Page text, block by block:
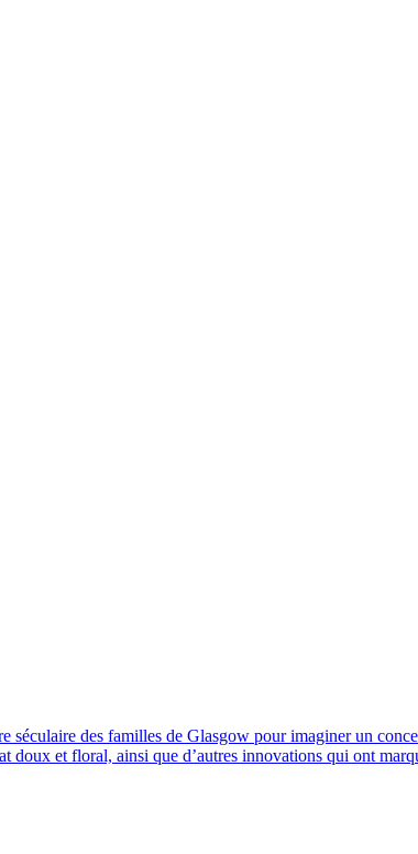
des familles de Glasgow pour imaginer un
doux et floral, ainsi que d’autres innovations qui ont